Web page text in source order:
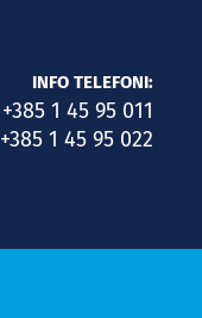
INFO TELEFONI:
+385 1 45 95 011
+385 1 45 95 022